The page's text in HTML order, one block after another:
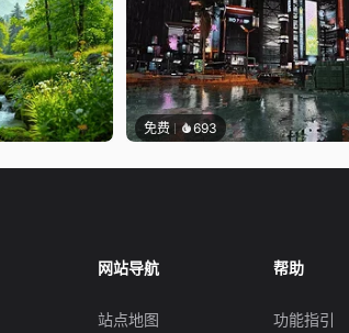
免费 693
网站导航
站点地图
帮助
功能指引